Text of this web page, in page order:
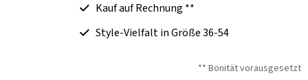
Kauf auf Rechnung **
Style-Vielfalt in Größe 36-54
** Bonität vorausgesetzt